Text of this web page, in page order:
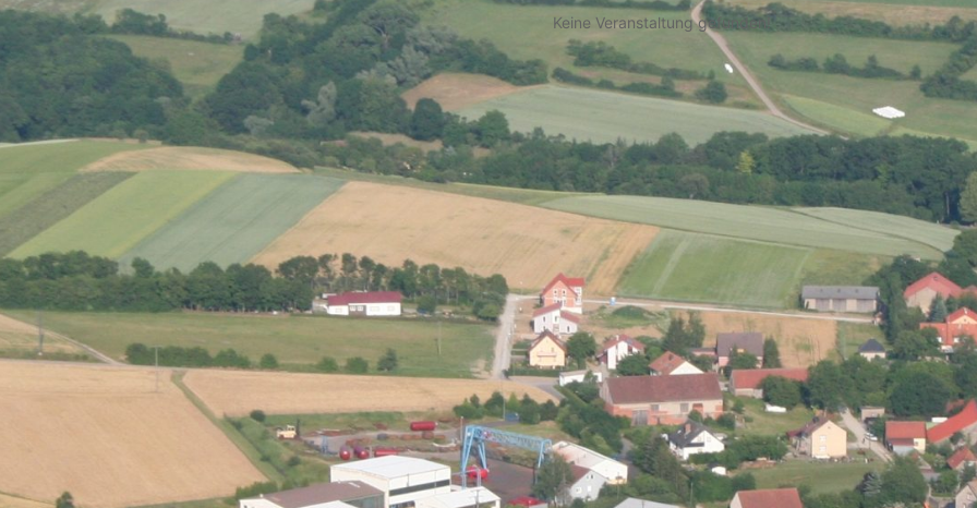
Keine Veranstaltung gefunden!